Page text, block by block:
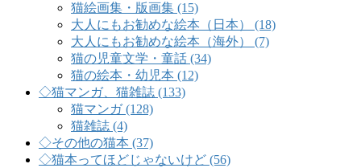
猫絵画集・版画集 (15)
大人にもお勧めな絵本（日本） (18)
大人にもお勧めな絵本（海外） (7)
猫の児童文学・童話 (34)
猫の絵本・幼児本 (12)
◇猫マンガ、猫雑誌 (133)
猫マンガ (128)
猫雑誌 (4)
◇その他の猫本 (37)
◇猫本ってほどじゃないけど (56)